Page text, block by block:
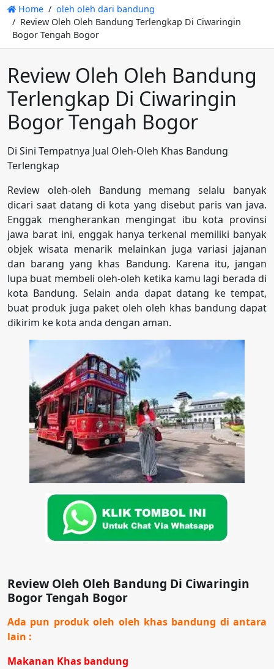
Home
oleh oleh dari bandung
Review Oleh Oleh Bandung Terlengkap Di Ciwaringin
Bogor Tengah Bogor
Review Oleh Oleh Bandung
Terlengkap Di Ciwaringin
Bogor Tengah Bogor
Di Sini Tempatnya Jual Oleh-Oleh Khas Bandung
Terlengkap
Review oleh-oleh Bandung memang selalu banyak
dicari saat datang di kota yang disebut paris van java.
Enggak mengherankan mengingat ibu kota provinsi
jawa barat ini, enggak hanya terkenal memiliki banyak
objek wisata menarik melainkan juga variasi jajanan
dan barang yang khas Bandung. Karena itu, jangan
lupa buat membeli oleh-oleh ketika kamu lagi berada di
kota Bandung. Selain anda dapat datang ke tempat,
buat produk juga paket oleh oleh khas bandung dapat
dikirim ke kota anda dengan aman.
Review Oleh Oleh Bandung Di Ciwaringin
Bogor Tengah Bogor
Ada pun produk oleh oleh khas bandung di antara
lain :
Makanan Khas bandung